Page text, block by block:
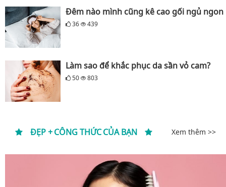
Đêm nào mình cũng kê cao gối ngủ ngon
36 439
Làm sao để khắc phục da sần vỏ cam?
50 803
ĐẸP + CÔNG THỨC CỦA BẠN Xem thêm >>